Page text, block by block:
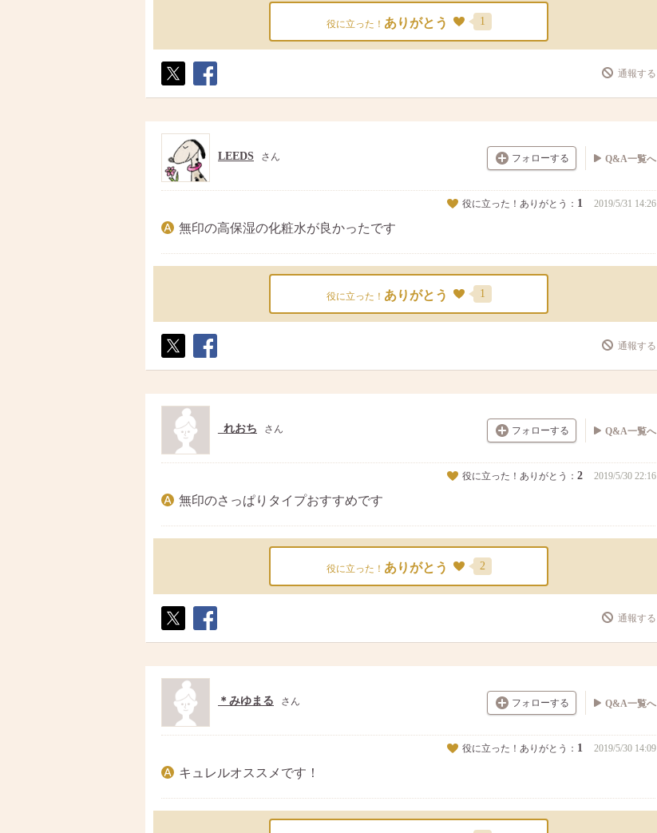
役に立った！ ありがとう 1
ト
ア
通報する
フォローする
LEEDS さん Q&A一覧へ
役に立った！ありがとう： 1 2019/5/31 14:26
無印の高保湿の化粧水が良かったです
役に立った！ ありがとう 1
ト
ア
通報する
フォローする
_れおち さん Q&A一覧へ
役に立った！ありがとう： 2 2019/5/30 22:16
無印のさっぱりタイプおすすめです
役に立った！ ありがとう 2
ト
ア
通報する
フォローする
＊みゆまる さん Q&A一覧へ
役に立った！ありがとう： 1 2019/5/30 14:09
キュレルオススメです！